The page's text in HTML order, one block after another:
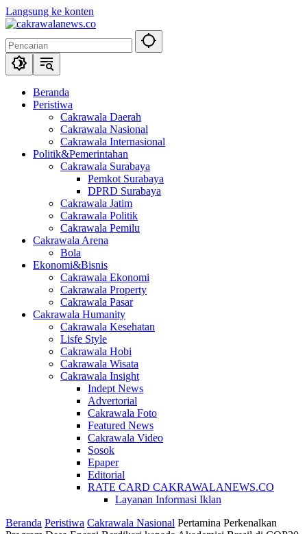
Langsung ke konten
Beranda
Peristiwa
Cakrawala Daerah
Cakrawala Nasional
Cakrawala Internasional
Politik&Pemerintahan
Cakrawala Surabaya
Pemkot Surabaya
DPRD Surabaya
Cakrawala Jatim
Cakrawala Politik
Cakrawala Pemilu
Cakrawala Arena
Bola
Ekonomi&Bisnis
Cakrawala Ekonomi
Cakrawala Property
Cakrawala Pasar
Cakrawala Humanity
Cakrawala Kesehatan
Lisfe Style
Cakrawala Hobi
Cakrawala Wisata
Cakrawala Insight
Indept News
Advertorial
Cakrawala Foto
Featured News
Cakrawala Video
Sosok
Epaper
Editorial
RATE CARD CAKRAWALANEWS.CO
Layanan Informasi Iklan
Beranda Peristiwa Cakrawala Nasional Pertamina Perkenalkan